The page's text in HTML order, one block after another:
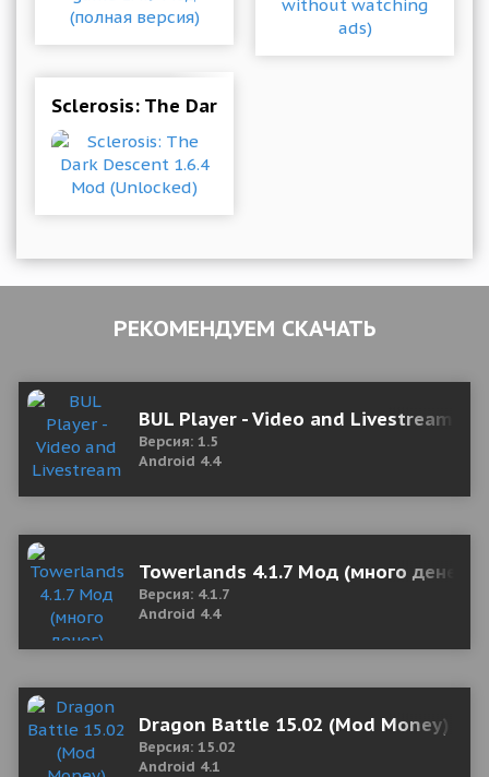
Sclerosis: The Dark Descent 1.6.4 Mod
РЕКОМЕНДУЕМ СКАЧАТЬ
BUL Player - Video and Livestream
Версия: 1.5
Android 4.4
Towerlands 4.1.7 Мод (много денег)
Версия: 4.1.7
Android 4.4
Dragon Battle 15.02 (Mod Money)
Версия: 15.02
Android 4.1